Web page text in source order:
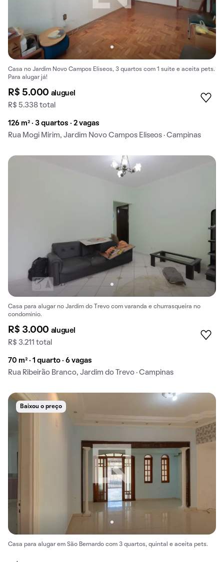
Casa no Jardim Novo Campos Eliseos, 3 quartos com 1 suíte e aceita pets.
Para alugar já!
R$ 5.000 aluguel
R$ 5.338 total
126 m² · 3 quartos · 2 vagas
Rua Mogi Mirim, Jardim Novo Campos Eliseos · Campinas
Casa para alugar no Jardim do Trevo com varanda e churrasqueira no
condomínio.
R$ 3.000 aluguel
R$ 3.211 total
70 m² · 1 quarto · 6 vagas
Rua Ribeirão Branco, Jardim do Trevo · Campinas
Baixou o preço
Casa para alugar em São Bernardo com 3 quartos, quintal e aceita pets.